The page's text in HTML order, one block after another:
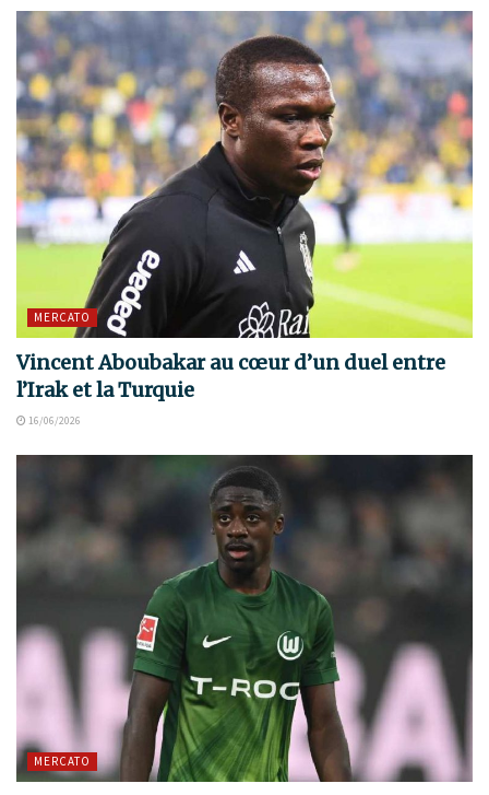
MERCATO
Vincent Aboubakar au cœur d’un duel entre
l’Irak et la Turquie
16/06/2026
MERCATO